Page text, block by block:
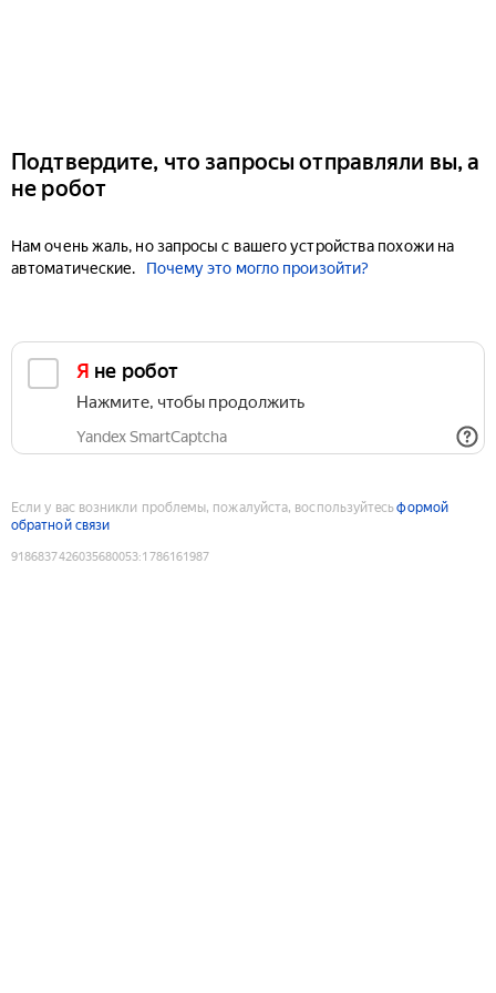
Подтвердите, что запросы отправляли вы, а
не робот
Нам очень жаль, но запросы с вашего устройства похожи на
автоматические.
Почему это могло произойти?
Я не робот
Нажмите, чтобы продолжить
Yandex SmartCaptcha
Если у вас возникли проблемы, пожалуйста, воспользуйтесьформой
обратной связи
9186837426035680053:1786161987